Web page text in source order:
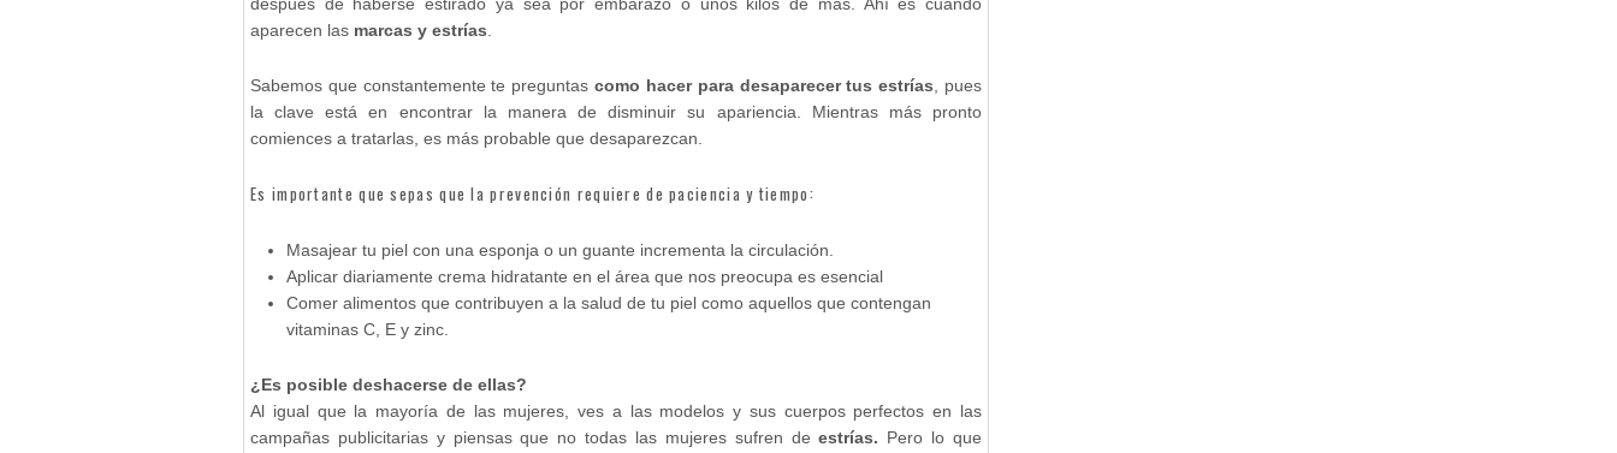
aparecen las marcas y estrías
Sabemos que constantemente te preguntas como hacer para desaparecer tus estrías , pues
la clave está en encontrar la manera de disminuir su apariencia. Mientras más pronto
comiences a tratarlas, es más probable que desaparezcan.
Es importante que sepas que la prevención requiere de paciencia y tiempo:
Masajear tu piel con una esponja o un guante incrementa la circulación.
Aplicar diariamente crema hidratante en el área que nos preocupa es esencial
Comer alimentos que contribuyen a la salud de tu piel como aquellos que contengan
vitaminas C, E y zinc.
¿Es posible deshacerse de ellas?
Al igual que la mayoría de las mujeres, ves a las modelos y sus cuerpos perfectos en las
campañas publicitarias y piensas que no todas las mujeres sufren deestrías. Pero lo que